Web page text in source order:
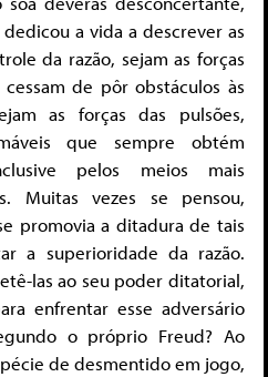
a vida a descrever as
da razão, sejam as forças
de pôr obstáculos às
as forças das pulsões,
que sempre obtém
pelos meios mais
Muitas vezes se pensou,
promovia a ditadura de tais
a superioridade da razão.
las ao seu poder ditatorial,
enfrentar esse adversário
o próprio Freud? Ao
de desmentido em jogo,